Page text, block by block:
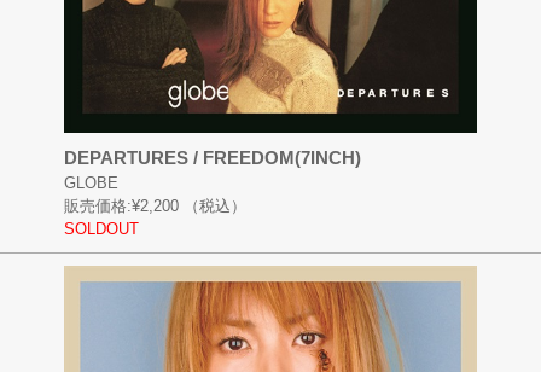
DEPARTURES / FREEDOM(7INCH)
GLOBE
販売価格:¥2,200
（税込）
SOLDOUT